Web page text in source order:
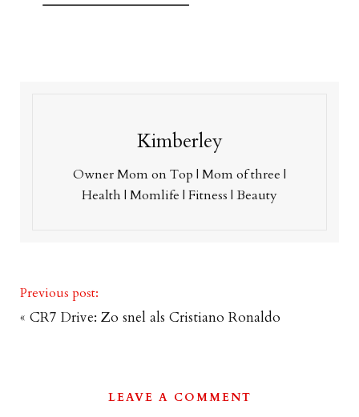
Kimberley
Owner Mom on Top | Mom of three |
Health | Momlife | Fitness | Beauty
Previous post:
« CR7 Drive: Zo snel als Cristiano Ronaldo
LEAVE A COMMENT